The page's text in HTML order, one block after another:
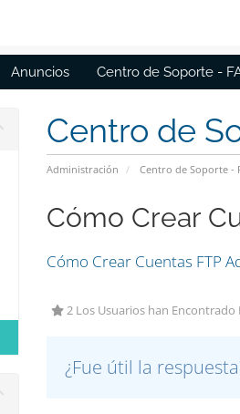
Anuncios Centro de Soporte -
Centro de
Administración Centro de Soporte -
Cómo Crear
Cómo Crear Cuentas FTP
2 Los Usuarios han Encontrado
¿Fue útil la